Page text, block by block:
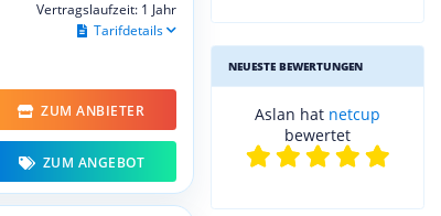
Vertragslaufzeit: 1 Jahr
Tarifdetails
ZUM ANBIETER
ZUM ANGEBOT
NEUESTE BEWERTUNGEN
Aslan hat netcup
bewertet